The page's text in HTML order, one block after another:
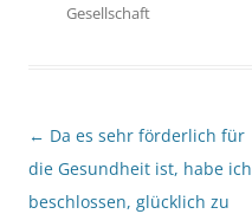
Gesellschaft
Beitragsnavigation
← Da es sehr förderlich für
die Gesundheit ist, habe ich
beschlossen, glücklich zu